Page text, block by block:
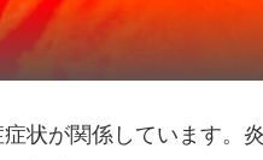
状が関係しています。